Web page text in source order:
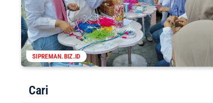
SIPREMAN.BIZ.ID
Cari